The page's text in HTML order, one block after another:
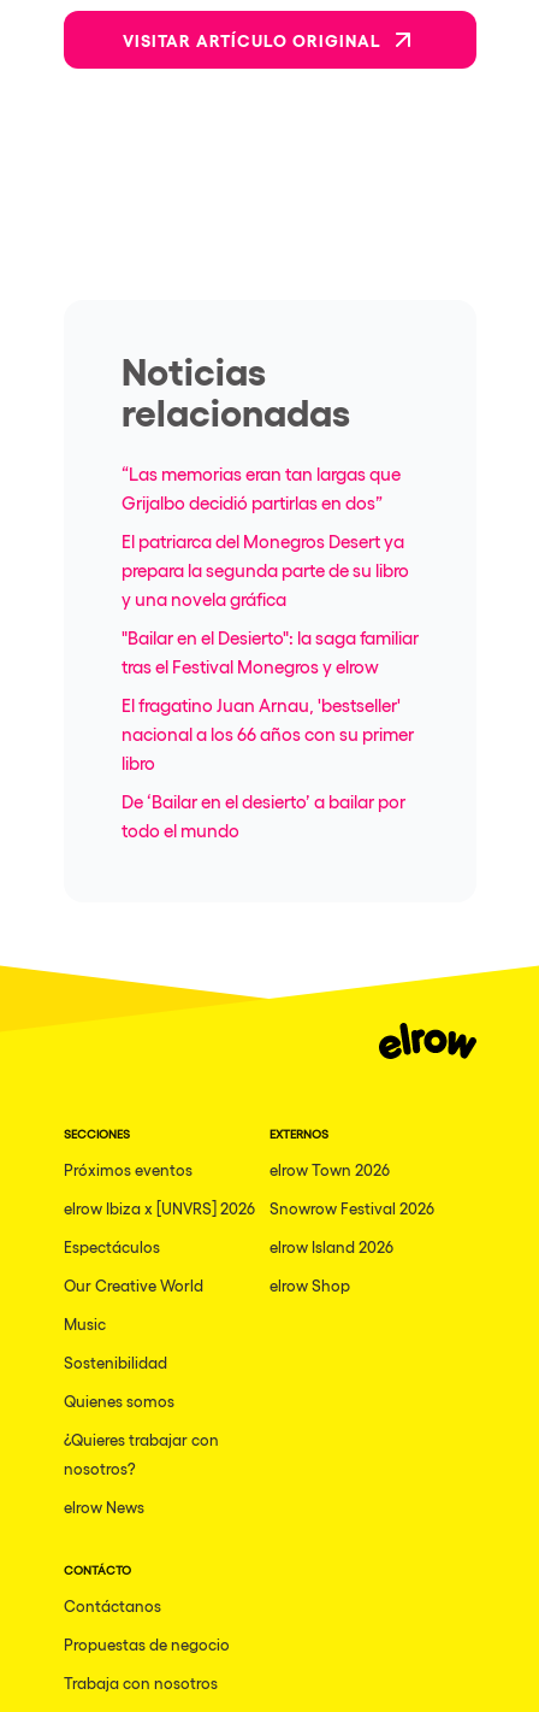
VISITAR ARTÍCULO ORIGINAL
Noticias
relacionadas
“Las memorias eran tan largas que
Grijalbo decidió partirlas en dos”
El patriarca del Monegros Desert ya
prepara la segunda parte de su libro
y una novela gráfica
"Bailar en el Desierto": la saga familiar
tras el Festival Monegros y elrow
El fragatino Juan Arnau, 'bestseller'
nacional a los 66 años con su primer
libro
De ‘Bailar en el desierto’ a bailar por
todo el mundo
SECCIONES
Próximos eventos
elrow Ibiza x [UNVRS] 2026
Espectáculos
Our Creative World
Music
Sostenibilidad
Quienes somos
¿Quieres trabajar con
nosotros?
elrow News
EXTERNOS
elrow Town 2026
Snowrow Festival 2026
elrow Island 2026
elrow Shop
CONTÁCTO
Contáctanos
Propuestas de negocio
Trabaja con nosotros